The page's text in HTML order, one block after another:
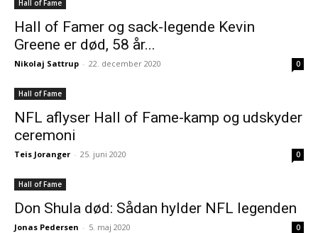
Hall of Fame
Hall of Famer og sack-legende Kevin
Greene er død, 58 år...
Nikolaj Sattrup - 22. december 2020 0
Hall of Fame
NFL aflyser Hall of Fame-kamp og udskyder
ceremoni
Teis Joranger - 25. juni 2020 0
Hall of Fame
Don Shula død: Sådan hylder NFL legenden
Jonas Pedersen - 5. maj 2020 0